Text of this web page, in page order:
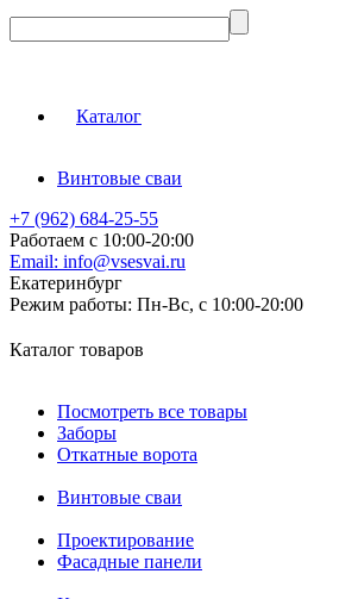
Каталог
Винтовые сваи
+7 (962) 684-25-55
Работаем с 10:00-20:00
Email: info@vsesvai.ru
Екатеринбург
Режим работы: Пн-Вс, с 10:00-20:00
Каталог товаров
Посмотреть все товары
Заборы
Откатные ворота
Винтовые сваи
Проектирование
Фасадные панели